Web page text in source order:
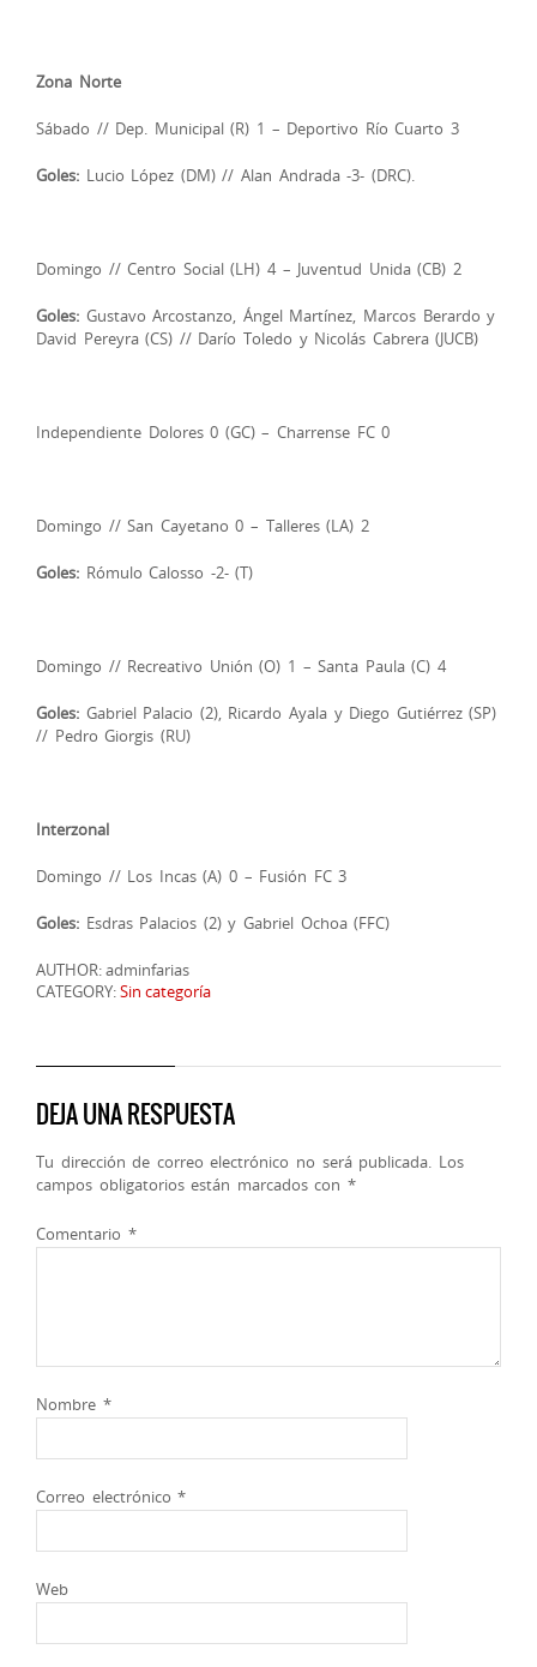
Zona Norte
Sábado // Dep. Municipal (R) 1 – Deportivo Río Cuarto 3
Goles: Lucio López (DM) // Alan Andrada -3- (DRC).
Domingo // Centro Social (LH) 4 – Juventud Unida (CB) 2
Goles: Gustavo Arcostanzo, Ángel Martínez, Marcos Berardo y
David Pereyra (CS) // Darío Toledo y Nicolás Cabrera (JUCB)
Independiente Dolores 0 (GC) – Charrense FC 0
Domingo // San Cayetano 0 – Talleres (LA) 2
Goles: Rómulo Calosso -2- (T)
Domingo // Recreativo Unión (O) 1 – Santa Paula (C) 4
Goles: Gabriel Palacio (2), Ricardo Ayala y Diego Gutiérrez (SP)
// Pedro Giorgis (RU)
Interzonal
Domingo // Los Incas (A) 0 – Fusión FC 3
Goles: Esdras Palacios (2) y Gabriel Ochoa (FFC)
AUTHOR: adminfarias
CATEGORY:Sin categoría
DEJA UNA RESPUESTA
Tu dirección de correo electrónico no será publicada. Los
campos obligatorios están marcados con *
Comentario *
Nombre *
Correo electrónico*
Web